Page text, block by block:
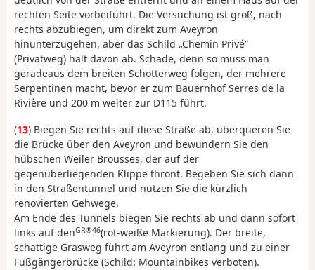
rechten Seite vorbeiführt. Die Versuchung ist groß, nach
rechts abzubiegen, um direkt zum Aveyron
hinunterzugehen, aber das Schild „Chemin Privé”
(Privatweg) hält davon ab. Schade, denn so muss man
geradeaus dem breiten Schotterweg folgen, der mehrere
Serpentinen macht, bevor er zum Bauernhof Serres de la
Rivière und 200 m weiter zur D115 führt.
(13) Biegen Sie rechts auf diese Straße ab, überqueren Sie
die Brücke über den Aveyron und bewundern Sie den
hübschen Weiler Brousses, der auf der
gegenüberliegenden Klippe thront. Begeben Sie sich dann
in den Straßentunnel und nutzen Sie die kürzlich
renovierten Gehwege.
Am Ende des Tunnels biegen Sie rechts ab und dann sofort
links auf denGR®46(rot-weiße Markierung). Der breite,
schattige Grasweg führt am Aveyron entlang und zu einer
Fußgängerbrücke (Schild: Mountainbikes verboten).